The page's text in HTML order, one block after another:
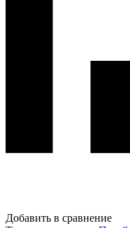
Добавить в сравнение